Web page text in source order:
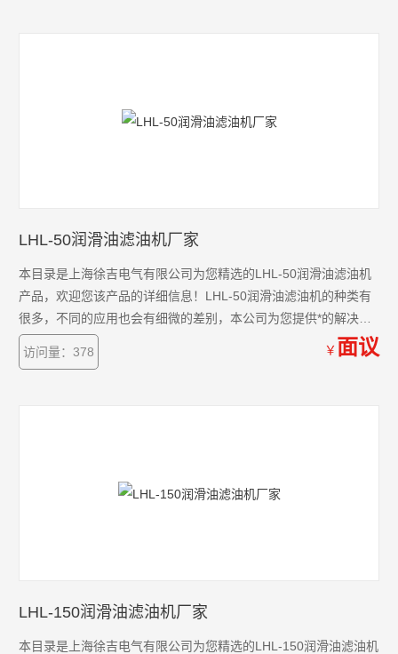
LHL-50润滑油滤油机厂家
本目录是上海徐吉电气有限公司为您精选的LHL-50润滑油滤油机
产品，欢迎您该产品的详细信息！LHL-50润滑油滤油机的种类有
很多，不同的应用也会有细微的差别，本公司为您提供*的解决方
案。
访问量：378
￥ 面议
LHL-150润滑油滤油机厂家
本目录是上海徐吉电气有限公司为您精选的LHL-150润滑油滤油机